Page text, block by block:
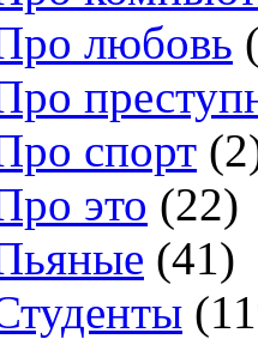
любовь
спорт
это (22)
(41)